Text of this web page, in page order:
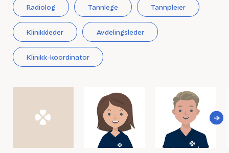
Radiolog Tannlege Tannpleier
Klinikkleder Avdelingsleder
Klinikk-koordinator